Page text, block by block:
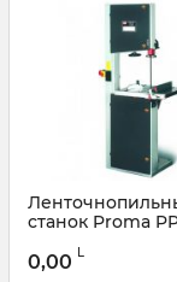
станок Proma
0,00 L